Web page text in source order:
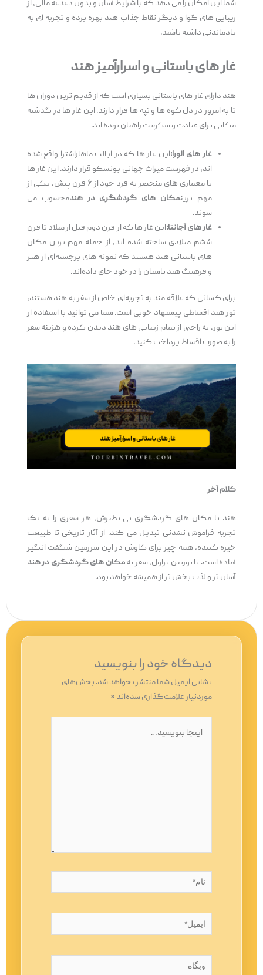
شما این امکان را می ‌دهد که با شرایط آسان و بدون دغدغه مالی، از
زیبایی ‌های گوا و دیگر نقاط جذاب هند بهره‌ برده و تجربه ‌ای به
یادماندنی داشته باشید.
غار های باستانی و اسرارآمیز هند
هند دارای غار های باستانی بسیاری است که از قدیم ‌ترین دوران ‌ها
تا به امروز در دل کوه ‌ها و تپه‌ ها قرار دارند. این غار ها در گذشته
مکانی برای عبادت و سکونت راهبان بوده‌ اند.
غار های الورا:این غار ها که در ایالت ماهاراشترا واقع شده
‌اند، در فهرست میراث جهانی یونسکو قرار دارند. این غار ها
با معماری‌ های منحصر به فرد خود از ۶ قرن پیش، یکی از
مهم‌ ترینمکان‌ های گردشگری در هندمحسوب می‌
شوند.
غار های آجانتا:این غار ها که از قرن دوم قبل از میلاد تا قرن
ششم میلادی ساخته شده ‌اند، از جمله مهم ‌ترین مکان‌
های باستانی هند هستند که نمونه ‌های برجسته‌ای از هنر
و فرهنگ هند باستان را در خود جای داده‌اند.
برای کسانی که علاقه‌ مند به تجربه‌ای خاص از سفر به هند هستند،
تور هند اقساطی پیشنهاد خوبی است. شما می ‌توانید با استفاده از
این تور، به راحتی از تمام زیبایی ‌های هند دیدن کرده و هزینه سفر
را به صورت اقساط پرداخت کنید.
کلام آخر
هند با مکان ‌های گردشگری بی ‌نظیرش، هر سفری را به یک
تجربه فراموش ‌نشدنی تبدیل می ‌کند. از آثار تاریخی تا طبیعت
خیره‌ کننده، همه چیز برای کاوش در این سرزمین شگفت ‌انگیز
آماده است. با توربین تراول، سفر بهمکان‌ های گردشگری در هند
آسان ‌تر و لذت ‌بخش ‌تر از همیشه خواهد بود.
دیدگاه‌ خود را بنویسید
نشانی ایمیل شما منتشر نخواهد شد.بخش‌های
موردنیاز علامت‌گذاری شده‌اند*
بنویسید…
نام*
ایمیل*
وبگاه